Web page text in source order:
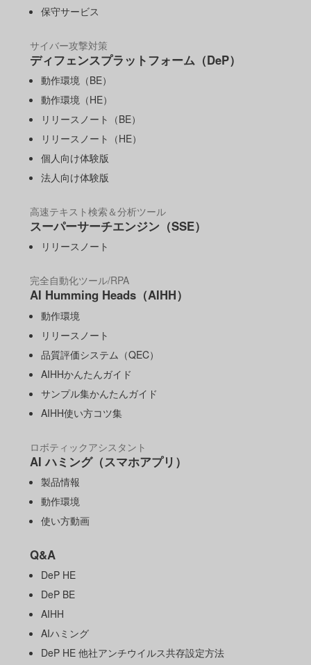
保守サービス
サイバー攻撃対策
ディフェンスプラットフォーム（DeP）
動作環境（BE）
動作環境（HE）
リリースノート（BE）
リリースノート（HE）
個人向け体験版
法人向け体験版
高速テキスト検索＆分析ツール
スーパーサーチエンジン（SSE）
リリースノート
完全自動化ツール/RPA
AI Humming Heads（AIHH）
動作環境
リリースノート
品質評価システム（QEC）
AIHHかんたんガイド
サンプル集かんたんガイド
AIHH使い方コツ集
ロボティックアシスタント
AI ハミング（スマホアプリ）
製品情報
動作環境
使い方動画
Q&A
DeP HE
DeP BE
AIHH
AIハミング
DeP HE 他社アンチウイルス共存設定方法